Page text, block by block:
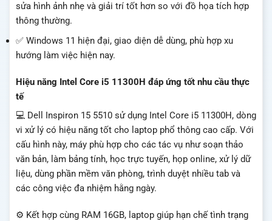
sửa hình ảnh nhẹ và giải trí tốt hơn so với đồ họa tích hợp
thông thường.
✅ Windows 11 hiện đại, giao diện dễ dùng, phù hợp xu
hướng làm việc hiện nay.
Hiệu năng Intel Core i5 11300H đáp ứng tốt nhu cầu thực
tế
💻 Dell Inspiron 15 5510 sử dụng Intel Core i5 11300H, dòng
vi xử lý có hiệu năng tốt cho laptop phổ thông cao cấp. Với
cấu hình này, máy phù hợp cho các tác vụ như soạn thảo
văn bản, làm bảng tính, học trực tuyến, họp online, xử lý dữ
liệu, dùng phần mềm văn phòng, trình duyệt nhiều tab và
các công việc đa nhiệm hằng ngày.
⚙️ Kết hợp cùng RAM 16GB, laptop giúp hạn chế tình trạng